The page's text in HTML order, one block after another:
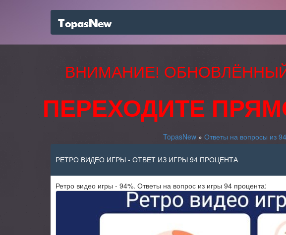
ВНИМАНИЕ!
ПЕРЕХОДИТЕ
TopasNew »Ответы на вопросы из
РЕТРО ВИДЕО ИГРЫ - ОТВЕТ ИЗ ИГРЫ 94 ПРОЦЕНТА
Ретро видео игры - 94%. Ответы на вопрос из игры 94 процента: